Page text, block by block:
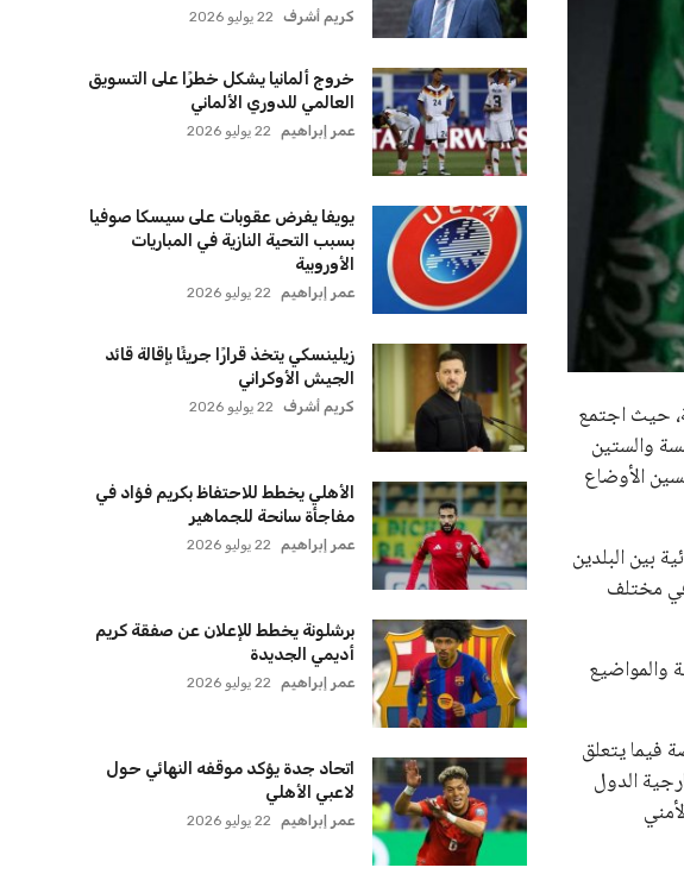
حيث اجتمع
والستين
الأوضاع
بين البلدين
في مختلف
والمواضيع
فيما يتعلق
الدول
كريم أشرف 22 يوليو 2026
خروج ألمانيا يشكل خطرًا على التسويق
العالمي للدوري الألماني
عمر إبراهيم 22 يوليو 2026
يويفا يفرض عقوبات على سيسكا صوفيا
بسبب التحية النازية في المباريات
الأوروبية
عمر إبراهيم 22 يوليو 2026
زيلينسكي يتخذ قرارًا جريئًا بإقالة قائد
الجيش الأوكراني
كريم أشرف 22 يوليو 2026
الأهلي يخطط للاحتفاظ بكريم فؤاد في
مفاجأة سانحة للجماهير
عمر إبراهيم 22 يوليو 2026
برشلونة يخطط للإعلان عن صفقة كريم
أديمي الجديدة
عمر إبراهيم 22 يوليو 2026
اتحاد جدة يؤكد موقفه النهائي حول
لاعبي الأهلي
عمر إبراهيم 22 يوليو 2026